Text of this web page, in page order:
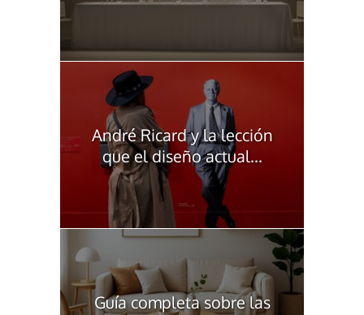
André Ricard y la lección
que el diseño actual...
Guía completa sobre las